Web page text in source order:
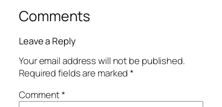
Comments
Leave a Reply
Your email address will not be published.
Required fields are marked*
Comment*